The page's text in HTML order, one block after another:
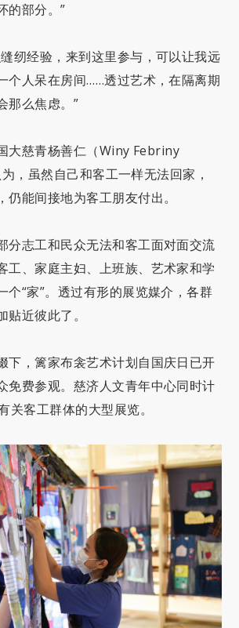
的部分。”
纫经验，来到这里参与，可以让我远
个人呆在房间……透过艺术，在隔离期
那么焦虑。”
大慈青杨善仁（Winy Febriny
，虽然自己和客工一样无法回家，
仍能间接地为客工朋友付出。
分志工和民众无法和客工面对面交流
工、家庭主妇、上班族、艺术家和学
个“家”。透过有形的展览媒介，各群
近彼此了。
下，篱家布衾艺术计划自国庆日已开
免费参观。慈济人文青年中心同时计
关客工群体的大型展览。